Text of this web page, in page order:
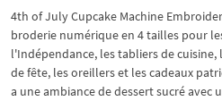
4th of July Cupcake Machine
broderie numérique en 4 tailles pour
l'Indépendance, les tabliers de cuisine,
de fête, les oreillers et les cadeaux
a une ambiance de dessert sucré avec